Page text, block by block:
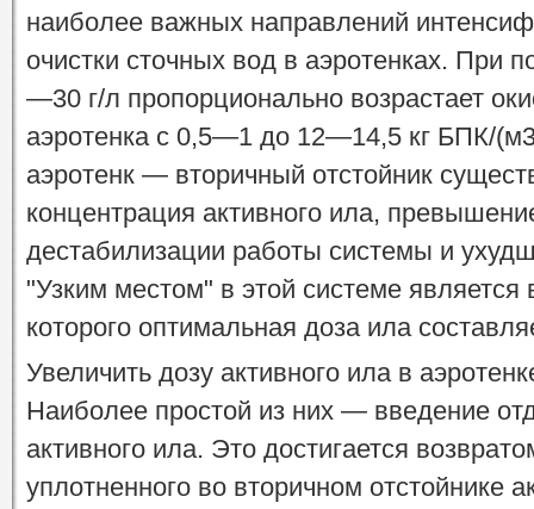
наиболее важных направлений
очистки сточных вод в аэротенках.
—30 г/л пропорционально возрастает
аэротенка с 0,5—1 до 12—14,5 кг БПК/
аэротенк — вторичный отстойник
концентрация активного ила,
дестабилизации работы системы и
"Узким местом" в этой системе является
которого оптимальная доза ила
Увеличить дозу активного ила в
Наиболее простой из них — введение
активного ила. Это достигается
уплотненного во вторичном отстойнике